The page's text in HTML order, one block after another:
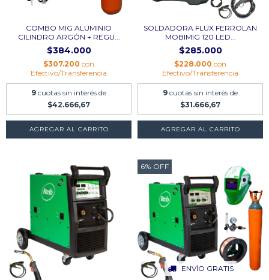
COMBO MIG ALUMINIO
CILINDRO ARGÓN + REGU...
$384.000
$307.200 con
Efectivo/Transferencia
9 cuotas sin interés de
$42.666,67
AGREGAR AL CARRITO
SOLDADORA FLUX FERROLAN
MOBIMIG 120 LED...
$285.000
$228.000 con
Efectivo/Transferencia
9 cuotas sin interés de
$31.666,67
6% OFF
ENVÍO GRATIS